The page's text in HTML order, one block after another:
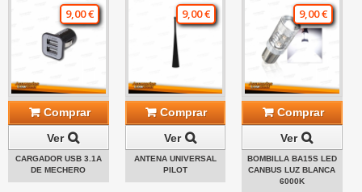
9,00 €
Comprar
Ver
CARGADOR USB 3.1A
DE MECHERO
9,00 €
Comprar
Ver
ANTENA UNIVERSAL
PILOT
9,00 €
Comprar
Ver
BOMBILLA BA15S LED
CANBUS LUZ BLANCA
6000K